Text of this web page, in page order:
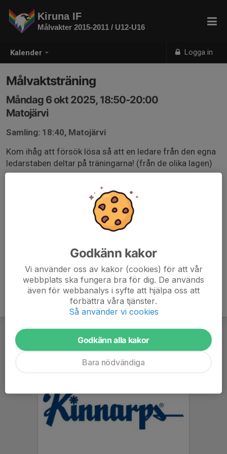
Kalender Logga in
Kiruna IF
Målvakter 2015-2011 / U12-U16
Målvaktsträning
Måndag 6 okt 2025, 18:50-20:00
Matojärvi
Samling: 18:40, Matojärvi
Kom ihåg att försök lösa så att en ledare från den egna
ledarstaben deltar på träningarna! (från de olika lagen)
Samling: Ombytt och klar för is senast 10min innan
(18:40) Is 18:50 - 20:00
Skyttar minst 2st skall komma från U12, U13, U14, U15
Godkänn kakor
Vi använder oss av kakor (cookies) för att vår
webbplats ska fungera bra för dig. De används
även för webbanalys i syfte att hjälpa oss att
förbättra våra tjänster.
Så använder vi cookies
Godkänn alla kakor
Bara nödvändiga